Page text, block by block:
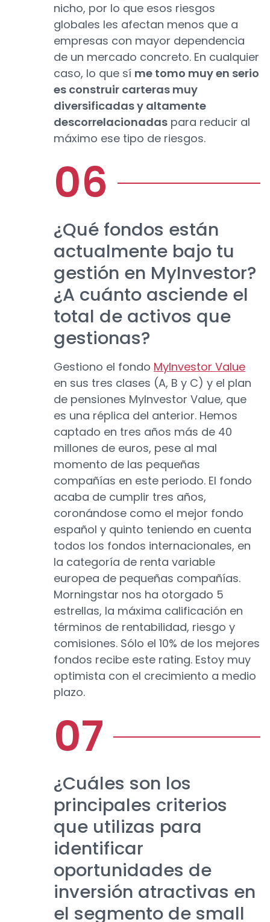
nicho, por lo que esos riesgos
globales les afectan menos que a
empresas con mayor dependencia
de un mercado concreto. En cualquier
caso, lo que sí me tomo muy en serio
es construir carteras muy
diversificadas y altamente
descorrelacionadas para reducir al
máximo ese tipo de riesgos.
¿Qué fondos están
actualmente bajo tu
gestión en MyInvestor?
¿A cuánto asciende el
total de activos que
gestionas?
Gestiono el fondo MyInvestor Value
en sus tres clases (A, B y C) y el plan
de pensiones MyInvestor Value, que
es una réplica del anterior. Hemos
captado en tres años más de 40
millones de euros, pese al mal
momento de las pequeñas
compañías en este periodo. El fondo
acaba de cumplir tres años,
coronándose como el mejor fondo
español y quinto teniendo en cuenta
todos los fondos internacionales, en
la categoría de renta variable
europea de pequeñas compañías.
Morningstar nos ha otorgado 5
estrellas, la máxima calificación en
términos de rentabilidad, riesgo y
comisiones. Sólo el 10% de los mejores
fondos recibe este rating. Estoy muy
optimista con el crecimiento a medio
plazo.
¿Cuáles son los
principales criterios
que utilizas para
identificar
oportunidades de
inversión atractivas en
el segmento de small